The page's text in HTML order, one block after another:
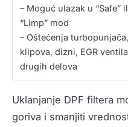
– Moguć ulazak u “Safe”
“Limp” mod
– Oštećenja turbopunjača,
klipova, dizni, EGR
drugih delova
Uklanjanje DPF filtera
goriva i smanjiti